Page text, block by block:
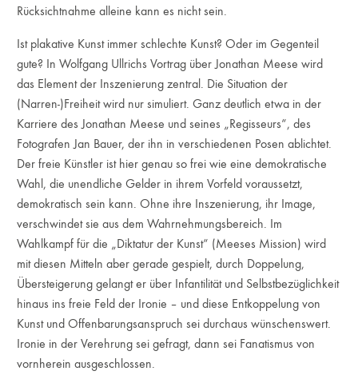
Rücksichtnahme alleine kann es nicht sein.
Ist plakative Kunst immer schlechte Kunst? Oder im Gegenteil
gute? In Wolfgang Ullrichs Vortrag über Jonathan Meese wird
das Element der Inszenierung zentral. Die Situation der
(Narren-)Freiheit wird nur simuliert. Ganz deutlich etwa in der
Karriere des Jonathan Meese und seines „Regisseurs“, des
Fotografen Jan Bauer, der ihn in verschiedenen Posen ablichtet.
Der freie Künstler ist hier genau so frei wie eine demokratische
Wahl, die unendliche Gelder in ihrem Vorfeld voraussetzt,
demokratisch sein kann. Ohne ihre Inszenierung, ihr Image,
verschwindet sie aus dem Wahrnehmungsbereich. Im
Wahlkampf für die „Diktatur der Kunst“ (Meeses Mission) wird
mit diesen Mitteln aber gerade gespielt, durch Doppelung,
Übersteigerung gelangt er über Infantilität und Selbstbezüglichkeit
hinaus ins freie Feld der Ironie – und diese Entkoppelung von
Kunst und Offenbarungsanspruch sei durchaus wünschenswert.
Ironie in der Verehrung sei gefragt, dann sei Fanatismus von
vornherein ausgeschlossen.